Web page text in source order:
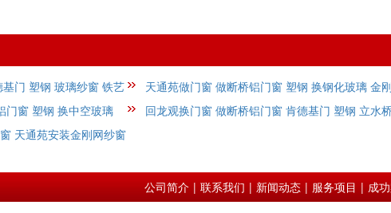
门 塑钢 玻璃纱窗 铁艺
天通苑做门窗 做断桥铝门窗 塑钢 换钢化玻璃 金刚
网
门窗 塑钢 换中空玻璃
回龙观换门窗 做断桥铝门窗 肯德基门 塑钢 立水
天通苑安装金刚网纱窗
公司简介 | 联系我们 | 新闻动态 | 服务项目 | 成